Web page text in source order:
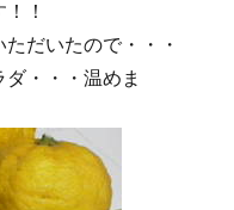
！
だいたので・・・
・・・温めま